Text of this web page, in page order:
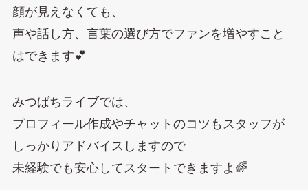
顔が見えなくても、
声や話し方、言葉の選び方でファンを増やすこと
はできます💕
みつばちライブでは、
プロフィール作成やチャットのコツもスタッフが
しっかりアドバイスしますので
未経験でも安心してスタートできますよ🌈